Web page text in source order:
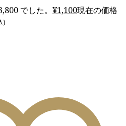
でした。 ¥1,100現在の価格
)